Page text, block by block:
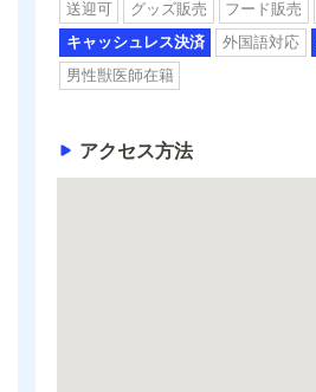
送迎可
グッズ販売 フード販売
キャッシュレス決済
外国語対応
男性獣医師在籍
アクセス方法